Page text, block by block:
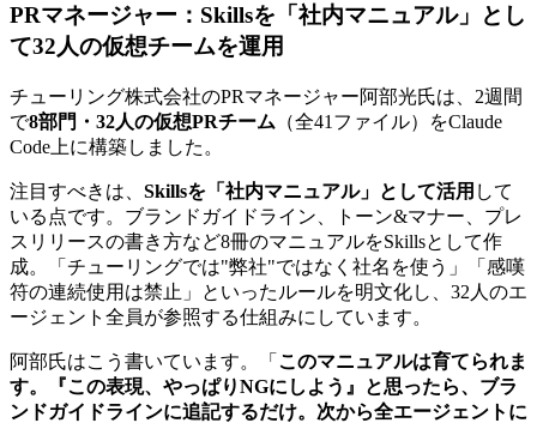
PRマネージャー：Skillsを「社内マニュアル」とし
て32人の仮想チームを運用
チューリング株式会社のPRマネージャー阿部光氏は、2週間
で8部門・32人の仮想PRチーム （全41ファイル）をClaude
Code上に構築しました。
注目すべきは、 Skillsを「社内マニュアル」として活用 して
いる点です。ブランドガイドライン、トーン&マナー、プレ
スリリースの書き方など8冊のマニュアルをSkillsとして作
成。「チューリングでは"弊社"ではなく社名を使う」「感嘆
符の連続使用は禁止」といったルールを明文化し、32人のエ
ージェント全員が参照する仕組みにしています。
阿部氏はこう書いています。「 このマニュアルは育てられま
す。『この表現、やっぱりNGにしよう』と思ったら、ブラ
ンドガイドラインに追記するだけ。次から全エージェントに